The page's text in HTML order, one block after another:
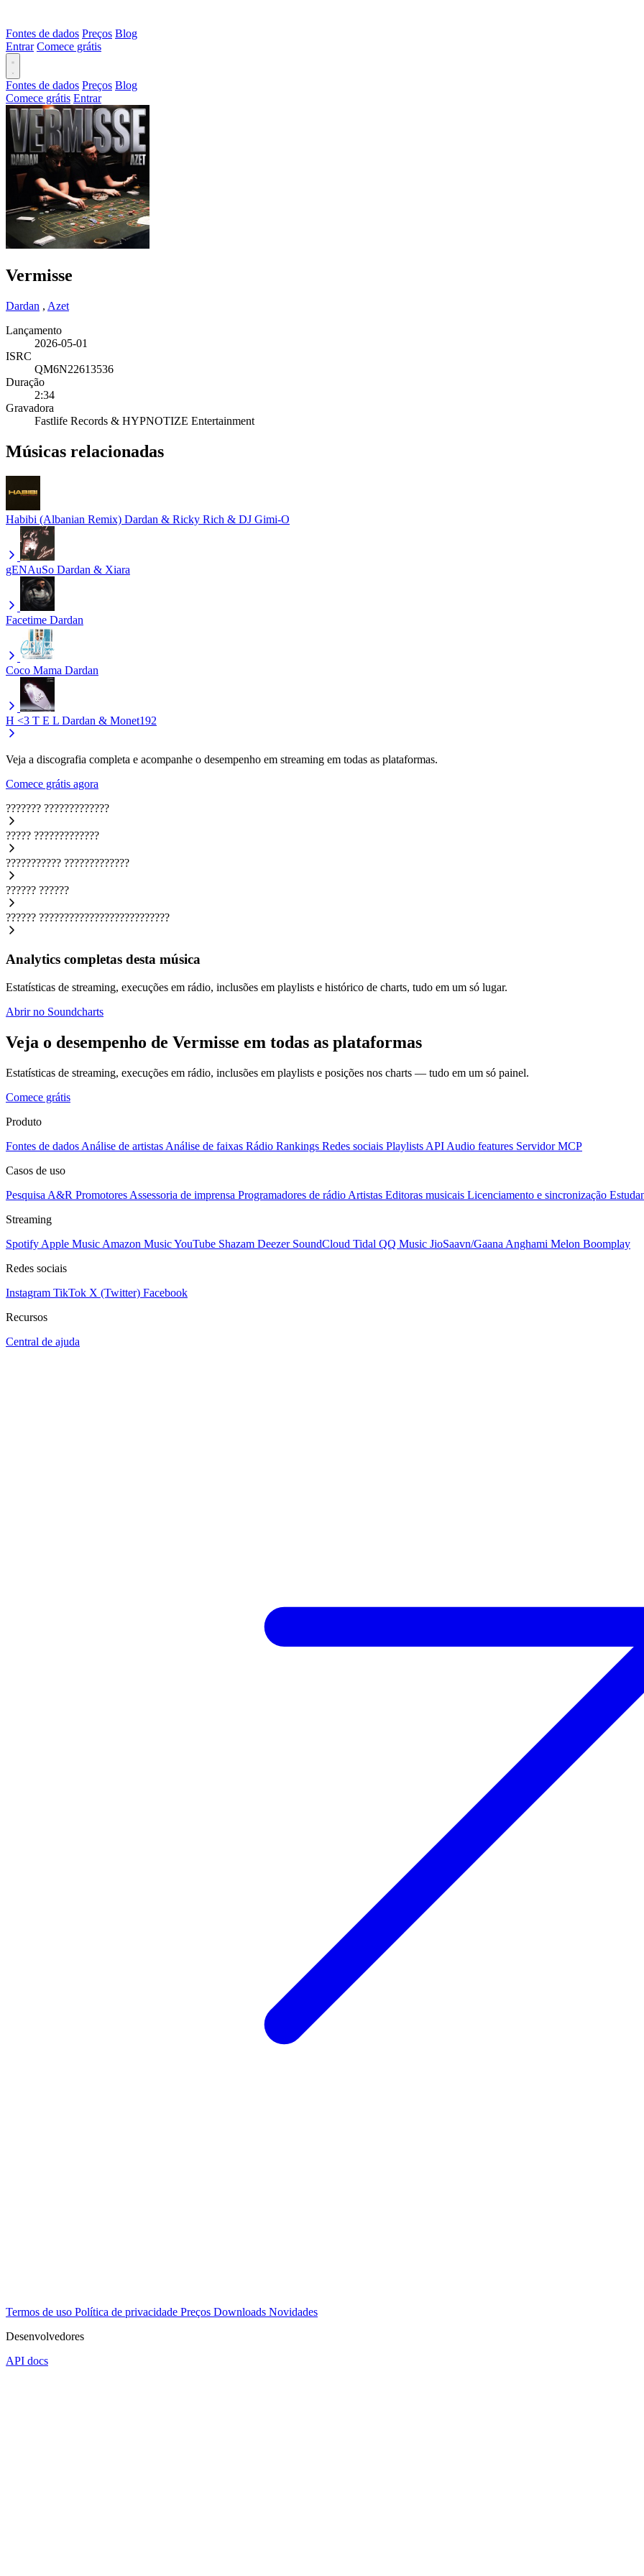
Fontes de dados Preços Blog
Entrar Comece grátis
Fontes de dados Preços Blog
Comece grátis Entrar
Vermisse
Dardan , Azet
Lançamento
2026-05-01
ISRC
QM6N22613536
Duração
2:34
Gravadora
Fastlife Records & HYPNOTIZE Entertainment
Músicas relacionadas
Habibi (Albanian Remix) Dardan & Ricky Rich & DJ Gimi-O
gENAuSo Dardan & Xiara
Facetime Dardan
Coco Mama Dardan
H <3 T E L Dardan & Monet192
Veja a discografia completa e acompanhe o desempenho em streaming em todas as plataformas.
Comece grátis agora
??????? ?????????????
????? ?????????????
??????????? ?????????????
?????? ??????
?????? ??????????????????????????
Analytics completas desta música
Estatísticas de streaming, execuções em rádio, inclusões em playlists e histórico de charts, tudo em um só lugar.
Abrir no Soundcharts
Veja o desempenho de Vermisse em todas as plataformas
Estatísticas de streaming, execuções em rádio, inclusões em playlists e posições nos charts — tudo em um só painel.
Comece grátis
Produto
Fontes de dados Análise de artistas Análise de faixas Rádio Rankings Redes sociais Playlists API Audio features Servidor MCP
Casos de uso
Pesquisa A&R Promotores Assessoria de imprensa Programadores de rádio Artistas Editoras musicais Licenciamento e sincronização
Streaming
Spotify Apple Music Amazon MusicYouTube Shazam Deezer SoundCloud Tidal QQ Music JioSaavn/Gaana Anghami Melon Boomplay
Redes sociais
Instagram TikTok X (Twitter) Facebook
Recursos
Central de ajuda
Termos de uso Política de privacidade Preços Downloads Novidades
Desenvolvedores
API docs